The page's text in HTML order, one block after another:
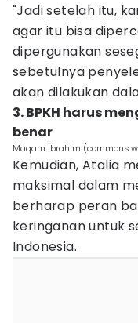
"Jadi setelah itu,
agar itu bisa
dipergunakan
sebetulnya
akan dilakukan
3. BPKH harus
benar
Kemudian, Atalia
maksimal dalam
berharap peran
keringanan untuk
Indonesia.